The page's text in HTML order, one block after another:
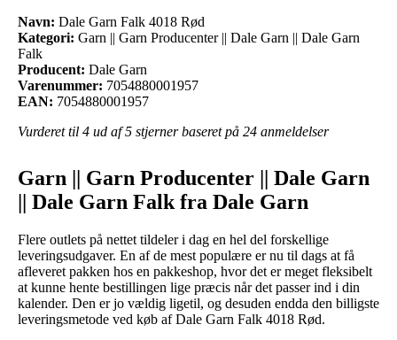
Navn: Dale Garn Falk 4018 Rød
Kategori: Garn || Garn Producenter || Dale Garn || Dale Garn
Falk
Producent: Dale Garn
Varenummer: 7054880001957
EAN: 7054880001957
Vurderet til 4 ud af 5 stjerner baseret på 24 anmeldelser
Garn || Garn Producenter || Dale Garn
|| Dale Garn Falk fra Dale Garn
Flere outlets på nettet tildeler i dag en hel del forskellige
leveringsudgaver. En af de mest populære er nu til dags at få
afleveret pakken hos en pakkeshop, hvor det er meget fleksibelt
at kunne hente bestillingen lige præcis når det passer ind i din
kalender. Den er jo vældig ligetil, og desuden endda den billigste
leveringsmetode ved køb af Dale Garn Falk 4018 Rød.